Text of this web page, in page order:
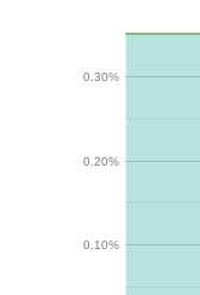
0.10%
0.20%
0.30%